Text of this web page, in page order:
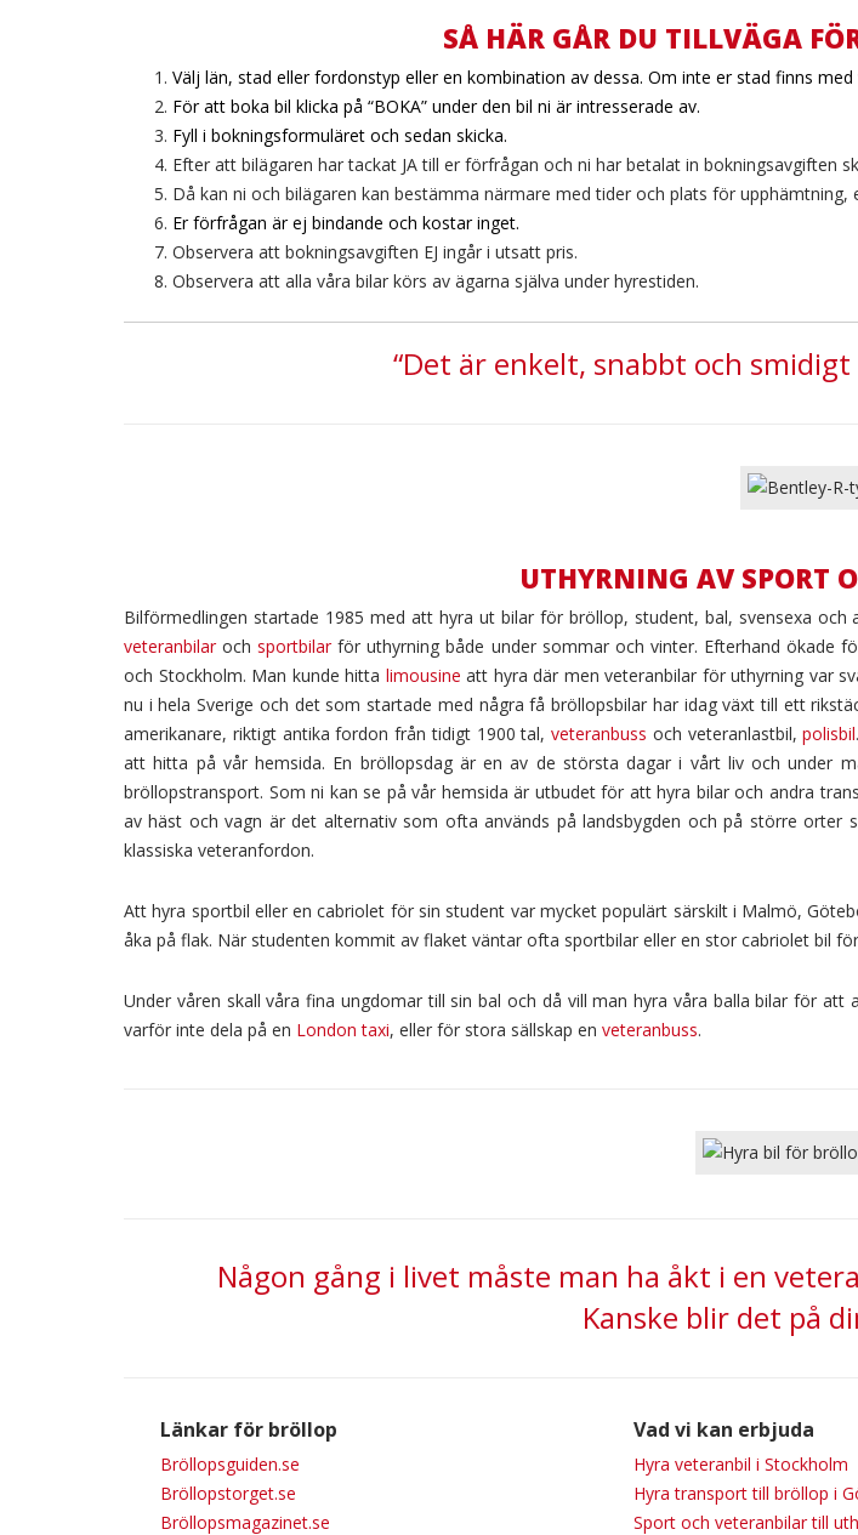
SÅ HÄR GÅR DU TILLVÄGA
Välj län, stad eller fordonstyp eller en kombination av dessa. Om inte er stad finns
För att boka bil klicka på “BOKA” under den bil ni är intresserade av.
Fyll i bokningsformuläret och sedan skicka.
Efter att bilägaren har tackat JA till er förfrågan och ni har betalat in bokningsavgiften
Då kan ni och bilägaren kan bestämma närmare med tider och plats för upphämtning,
Er förfrågan är ej bindande och kostar inget.
Observera att bokningsavgiften EJ ingår i utsatt pris.
Observera att alla våra bilar körs av ägarna själva under hyrestiden.
“Det är enkelt, snabbt och
UTHYRNING AV SPORT
Bilförmedlingen startade 1985 med att hyra ut bilar för bröllop, student, bal, svensexa
veteranbilarochsportbilarför uthyrning både under sommar och vinter. Efterhand ökade
och Stockholm. Man kunde hitta limousine att hyra där men veteranbilar för uthyrning var
nu i hela Sverige och det som startade med några få bröllopsbilar har idag växt till ett
amerikanare, riktigt antika fordon från tidigt 1900 tal,veteranbuss och veteranlastbil,polisbil
att hitta på vår hemsida. En bröllopsdag är en av de största dagar i vårt liv och under
bröllopstransport. Som ni kan se på vår hemsida är utbudet för att hyra bilar och andra
av häst och vagn är det alternativ som ofta används på landsbygden och på större
klassiska veteranfordon.
Att hyra sportbil eller en cabriolet för sin student var mycket populärt särskilt i Malmö,
åka på flak. När studenten kommit av flaket väntar ofta sportbilar eller en stor cabriolet bil
Under våren skall våra fina ungdomar till sin bal och då vill man hyra våra balla bilar för
varför inte dela på en London taxi, eller för stora sällskap en veteranbuss.
Någon gång i livet måste man ha åkt i en
Kanske blir det på
Länkar för bröllop
Bröllopsguiden.se
Bröllopstorget.se
Bröllopsmagazinet.se
Vad vi kan erbjuda
Hyra veteranbil i Stockholm
Hyra transport till bröllop i
Sport och veteranbilar till